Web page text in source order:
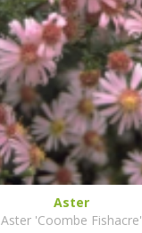
Aster
Aster 'Coombe Fishacre'